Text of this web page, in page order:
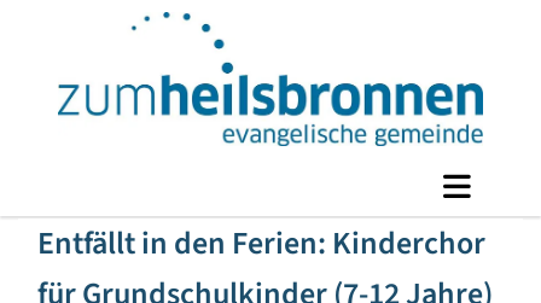
Entfällt in den Ferien: Kinderchor